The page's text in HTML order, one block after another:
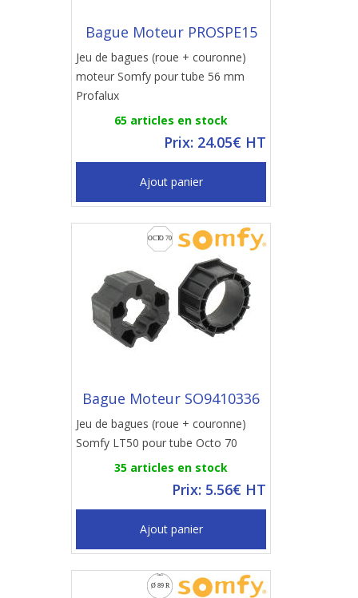
Bague Moteur PROSPE15
Jeu de bagues (roue + couronne)
moteur Somfy pour tube 56 mm
Profalux
65 articles en stock
Prix: 24.05€ HT
Ajout panier
Bague Moteur SO9410336
Jeu de bagues (roue + couronne)
Somfy LT50 pour tube Octo 70
35 articles en stock
Prix: 5.56€ HT
Ajout panier